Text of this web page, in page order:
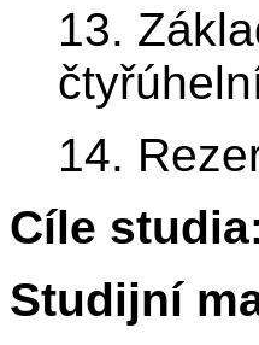
13.
14.
Cíle
Studijní